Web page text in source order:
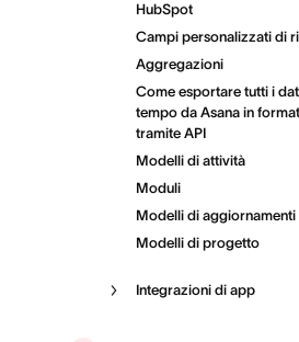
HubSpot
Campi personalizzati di
Aggregazioni
Come esportare tutti i
tempo da Asana in
tramite API
Modelli di attività
Moduli
Modelli di aggiornamenti
Modelli di progetto
Integrazioni di app